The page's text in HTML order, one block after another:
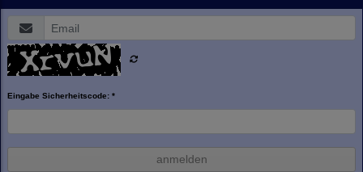
Eingabe Sicherheitscode: *
anmelden